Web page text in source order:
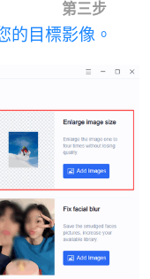
第三步
的目標影像。